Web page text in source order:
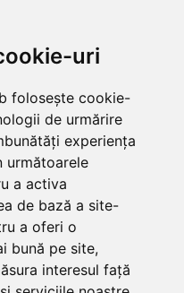
uri
folosește cookie-
de urmărire
experiența
următoarele
a activa
de bază a site-
a oferi o
bună pe site,
interesul față
pe pagina ta de
cap?
Vulpe
June 19, 2019
una dintre cele mai
Este un
pentru companii si